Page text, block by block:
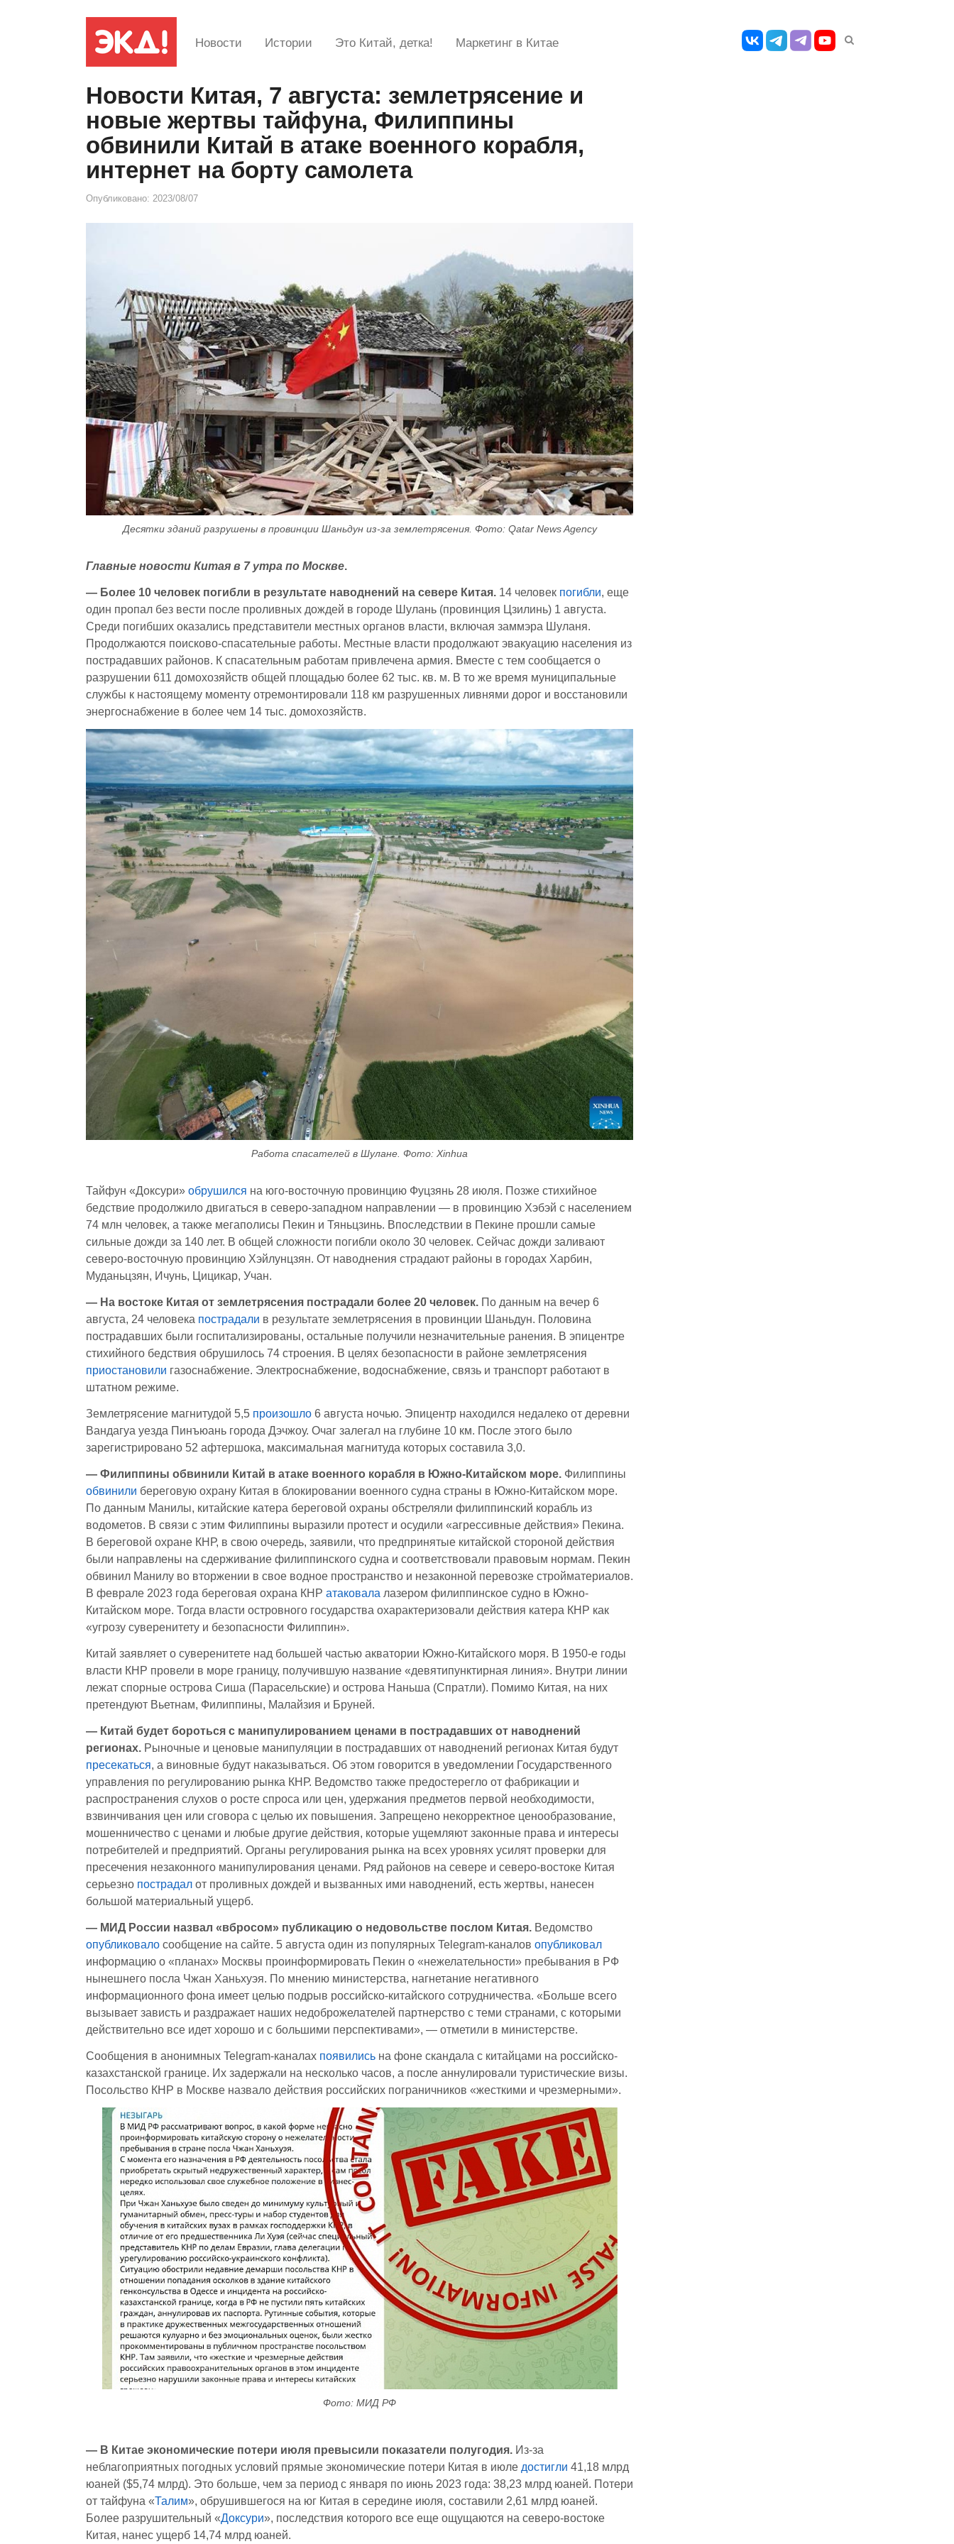
Новости Истории Это Китай, детка! Маркетинг в Китае
Новости Китая, 7 августа: землетрясение и
новые жертвы тайфуна, Филиппины
обвинили Китай в атаке военного корабля,
интернет на борту самолета
Опубликовано: 2023/08/07
Десятки зданий разрушены в провинции Шаньдун из-за землетрясения. Фото: Qatar News Agency
Главные новости Китая в 7 утра по Москве.
— Более 10 человек погибли в результате наводнений на севере Китая. 14 человек погибли, еще
один пропал без вести после проливных дождей в городе Шулань (провинция Цзилинь) 1 августа.
Среди погибших оказались представители местных органов власти, включая заммэра Шуланя.
Продолжаются поисково-спасательные работы. Местные власти продолжают эвакуацию населения из
пострадавших районов. К спасательным работам привлечена армия. Вместе с тем сообщается о
разрушении 611 домохозяйств общей площадью более 62 тыс. кв. м. В то же время муниципальные
службы к настоящему моменту отремонтировали 118 км разрушенных ливнями дорог и восстановили
энергоснабжение в более чем 14 тыс. домохозяйств.
Работа спасателей в Шулане. Фото: Xinhua
Тайфун «Доксури» обрушился на юго-восточную провинцию Фуцзянь 28 июля. Позже стихийное
бедствие продолжило двигаться в северо-западном направлении — в провинцию Хэбэй с населением
74 млн человек, а также мегаполисы Пекин и Тяньцзинь. Впоследствии в Пекине прошли самые
сильные дожди за 140 лет. В общей сложности погибли около 30 человек. Сейчас дожди заливают
северо-восточную провинцию Хэйлунцзян. От наводнения страдают районы в городах Харбин,
Муданьцзян, Ичунь, Цицикар, Учан.
— На востоке Китая от землетрясения пострадали более 20 человек. По данным на вечер 6
августа, 24 человека пострадали в результате землетрясения в провинции Шаньдун. Половина
пострадавших были госпитализированы, остальные получили незначительные ранения. В эпицентре
стихийного бедствия обрушилось 74 строения. В целях безопасности в районе землетрясения
приостановили газоснабжение. Электроснабжение, водоснабжение, связь и транспорт работают в
штатном режиме.
Землетрясение магнитудой 5,5 произошло 6 августа ночью. Эпицентр находился недалеко от деревни
Вандагуа уезда Пинъюань города Дэчжоу. Очаг залегал на глубине 10 км. После этого было
зарегистрировано 52 афтершока, максимальная магнитуда которых составила 3,0.
— Филиппины обвинили Китай в атаке военного корабля в Южно-Китайском море. Филиппины
обвинили береговую охрану Китая в блокировании военного судна страны в Южно-Китайском море.
По данным Манилы, китайские катера береговой охраны обстреляли филиппинский корабль из
водометов. В связи с этим Филиппины выразили протест и осудили «агрессивные действия» Пекина.
В береговой охране КНР, в свою очередь, заявили, что предпринятые китайской стороной действия
были направлены на сдерживание филиппинского судна и соответствовали правовым нормам. Пекин
обвинил Манилу во вторжении в свое водное пространство и незаконной перевозке стройматериалов.
В феврале 2023 года береговая охрана КНР атаковала лазером филиппинское судно в Южно-
Китайском море. Тогда власти островного государства охарактеризовали действия катера КНР как
«угрозу суверенитету и безопасности Филиппин».
Китай заявляет о суверенитете над большей частью акватории Южно-Китайского моря. В 1950-е годы
власти КНР провели в море границу, получившую название «девятипунктирная линия». Внутри линии
лежат спорные острова Сиша (Парасельские) и острова Наньша (Спратли). Помимо Китая, на них
претендуют Вьетнам, Филиппины, Малайзия и Бруней.
— Китай будет бороться с манипулированием ценами в пострадавших от наводнений
регионах. Рыночные и ценовые манипуляции в пострадавших от наводнений регионах Китая будут
пресекаться, а виновные будут наказываться. Об этом говорится в уведомлении Государственного
управления по регулированию рынка КНР. Ведомство также предостерегло от фабрикации и
распространения слухов о росте спроса или цен, удержания предметов первой необходимости,
взвинчивания цен или сговора с целью их повышения. Запрещено некорректное ценообразование,
мошенничество с ценами и любые другие действия, которые ущемляют законные права и интересы
потребителей и предприятий. Органы регулирования рынка на всех уровнях усилят проверки для
пресечения незаконного манипулирования ценами. Ряд районов на севере и северо-востоке Китая
серьезно пострадал от проливных дождей и вызванных ими наводнений, есть жертвы, нанесен
большой материальный ущерб.
— МИД России назвал «вбросом» публикацию о недовольстве послом Китая. Ведомство
опубликовало сообщение на сайте. 5 августа один из популярных Telegram-каналов опубликовал
информацию о «планах» Москвы проинформировать Пекин о «нежелательности» пребывания в РФ
нынешнего посла Чжан Ханьхуэя. По мнению министерства, нагнетание негативного
информационного фона имеет целью подрыв российско-китайского сотрудничества. «Больше всего
вызывает зависть и раздражает наших недоброжелателей партнерство с теми странами, с которыми
действительно все идет хорошо и с большими перспективами», — отметили в министерстве.
Сообщения в анонимных Telegram-каналах появились на фоне скандала с китайцами на российско-
казахстанской границе. Их задержали на несколько часов, а после аннулировали туристические визы.
Посольство КНР в Москве назвало действия российских пограничников «жесткими и чрезмерными».
Фото: МИД РФ
— В Китае экономические потери июля превысили показатели полугодия. Из-за
неблагоприятных погодных условий прямые экономические потери Китая в июле достигли 41,18 млрд
юаней ($5,74 млрд). Это больше, чем за период с января по июнь 2023 года: 38,23 млрд юаней. Потери
от тайфуна «Талим», обрушившегося на юг Китая в середине июля, составили 2,61 млрд юаней.
Более разрушительный «Доксури», последствия которого все еще ощущаются на северо-востоке
Китая, нанес ущерб 14,74 млрд юаней.